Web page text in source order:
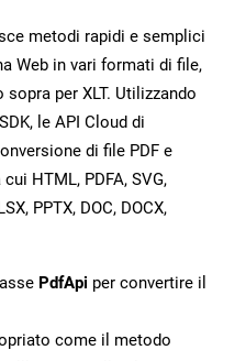
metodi rapidi e semplici
Web in vari formati di file,
per XLT. Utilizzando
le API Cloud di
di file PDF e
HTML, PDFA, SVG,
PPTX, DOC, DOCX,
PdfApi per convertire il
come il metodo